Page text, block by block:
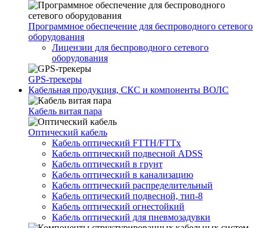
Программное обеспечение для беспроводного сетевого
оборудования
Лицензии для беспроводного сетевого
оборудования
GPS-трекеры
Кабельная продукция, СКС и компоненты ВОЛС
Кабель витая пара
Оптический кабель
Кабель оптический FTTH/FTTx
Кабель оптический подвесной ADSS
Кабель оптический в грунт
Кабель оптический в канализацию
Кабель оптический распределительный
Кабель оптический подвесной, тип-8
Кабель оптический огнестойкий
Кабель оптический для пневмозадувки